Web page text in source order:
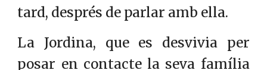
tard, després de parlar amb ella.
La Jordina, que es desvivia per
posar en contacte la seva família